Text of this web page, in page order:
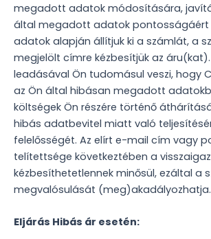
megadott adatok módosítására,
által megadott adatok pontosságáért
adatok alapján állítjuk ki a számlát, a
megjelölt címre kézbesítjük az áru(kat).
leadásával Ön tudomásul veszi, hogy
az Ön által hibásan megadott
költségek Ön részére történő
hibás adatbevitel miatt való
felelősségét. Az elírt e-mail cím vagy
telítettsége következtében a
kézbesíthetetlennek minősül, ezáltal a
megvalósulását (meg)akadályozhatja.
Eljárás Hibás ár esetén: